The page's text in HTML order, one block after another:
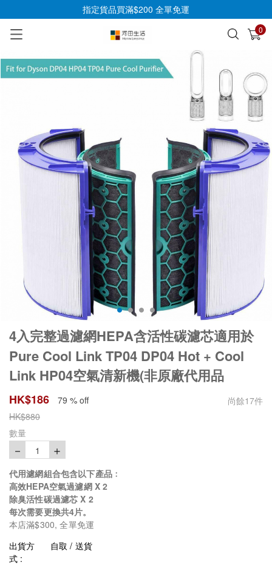
指定貨品買滿$200 全單免運
0
已加入購物車 查看
4入完整過濾網HEPA含活性碳濾芯適用於
Pure Cool Link TP04 DP04 Hot + Cool
Link HP04空氣清新機(非原廠代用品
HK$186 79 % off 尚餘17件
HK$880
數量
－ 1 ＋
代用濾網組合包含以下產品﹕
高效HEPA空氣過濾網 X 2
除臭活性碳過濾芯 X 2
每次需要更換共4片。
本店滿$300, 全單免運
出貨方
式 :
自取 / 送貨